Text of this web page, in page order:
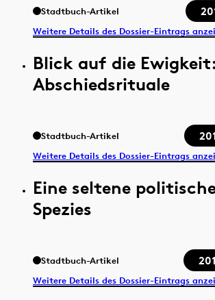
Stadtbuch-Artikel
Weitere Details des Dossier-Eintrags
Blick auf die Ewigkeit:
Abschiedsrituale
Stadtbuch-Artikel
Weitere Details des Dossier-Eintrags
Eine seltene
Spezies
Stadtbuch-Artikel
Weitere Details des Dossier-Eintrags